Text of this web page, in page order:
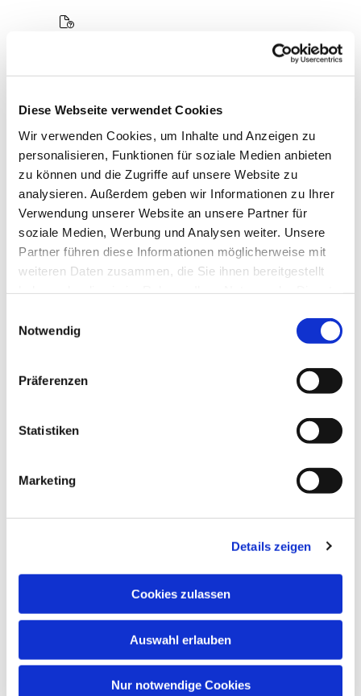
Diese Webseite verwendet Cookies
Wir verwenden Cookies, um Inhalte und Anzeigen zu
personalisieren, Funktionen für soziale Medien anbieten
zu können und die Zugriffe auf unsere Website zu
analysieren. Außerdem geben wir Informationen zu Ihrer
Verwendung unserer Website an unsere Partner für
soziale Medien, Werbung und Analysen weiter. Unsere
Partner führen diese Informationen möglicherweise mit
weiteren Daten zusammen, die Sie ihnen bereitgestellt
Notwendig
Präferenzen
Statistiken
Marketing
Details zeigen
Cookies zulassen
Auswahl erlauben
Nur notwendige Cookies
Dies könnte Sie auch interessieren